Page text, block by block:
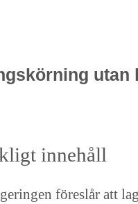
utan
innehåll
föreslår att